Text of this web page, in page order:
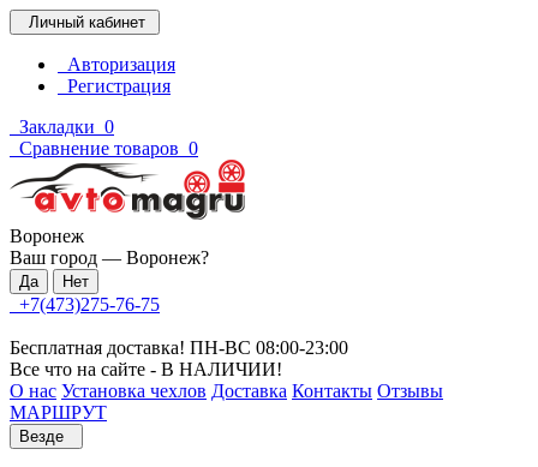
Личный кабинет
Авторизация
Регистрация
Закладки 0
Сравнение товаров 0
Воронеж
Ваш город — Воронеж?
+7(473)275-76-75
Бесплатная доставка! ПН-ВС 08:00-23:00
Все что на сайте - В НАЛИЧИИ!
О нас Установка чехлов Доставка Контакты Отзывы
МАРШРУТ
Везде